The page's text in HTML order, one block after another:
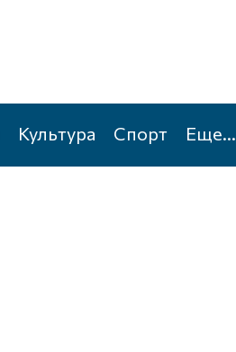
Культура Спорт Еще...